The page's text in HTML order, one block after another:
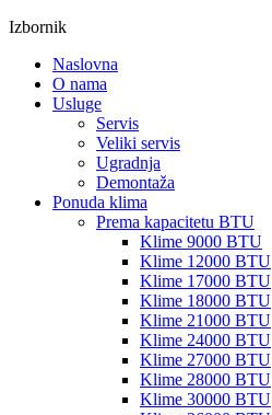
Izbornik
Naslovna
O nama
Usluge
Servis
Veliki servis
Ugradnja
Demontaža
Ponuda klima
Prema kapacitetu BTU
Klime 9000 BTU
Klime 12000 BTU
Klime 17000 BTU
Klime 18000 BTU
Klime 21000 BTU
Klime 24000 BTU
Klime 27000 BTU
Klime 28000 BTU
Klime 30000 BTU